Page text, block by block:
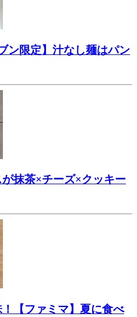
ン限定】汁なし麺はパン
が抹茶×チーズ×クッキー
【ファミマ】夏に食べ